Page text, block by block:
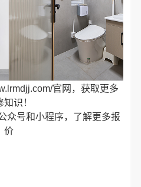
官网，获取更多
知识！
众号和小程序，了解更多报
价